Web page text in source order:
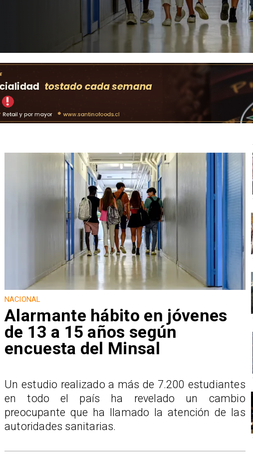
NACIONAL
Alarmante hábito en jóvenes
de 13 a 15 años según
encuesta del Minsal
Un estudio realizado a más de 7.200 estudiantes
en todo el país ha revelado un cambio
preocupante que ha llamado la atención de las
autoridades sanitarias.